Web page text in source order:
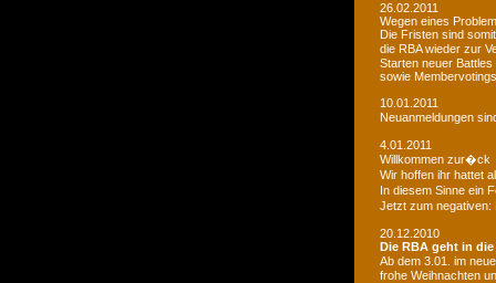
26.02.2011
Wegen eines
Die Fristen sind
die RBA wieder zur
Starten neuer Battles
sowie
10.01.2011
Neuanmeldungen
4.01.2011
Willkommen zur�ck
Wir hoffen ihr hattet
In diesem Sinne ein
Jetzt zum negativen:
20.12.2010
Die RBA geht in
Ab dem 3.01. im
frohe Weihnachten